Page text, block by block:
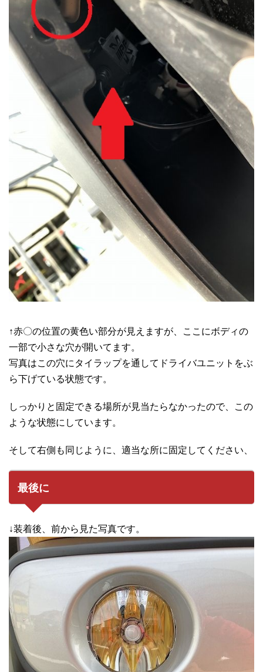
↑赤〇の位置の黄色い部分が見えますが、ここにボディの
一部で小さな穴が開いてます。
写真はこの穴にタイラップを通してドライバユニットをぶ
ら下げている状態です。
しっかりと固定できる場所が見当たらなかったので、この
ような状態にしています。
そして右側も同じように、適当な所に固定してください、
最後に
↓装着後、前から見た写真です。